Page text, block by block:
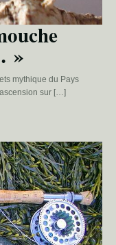
»
mythique du Pays
sur […]